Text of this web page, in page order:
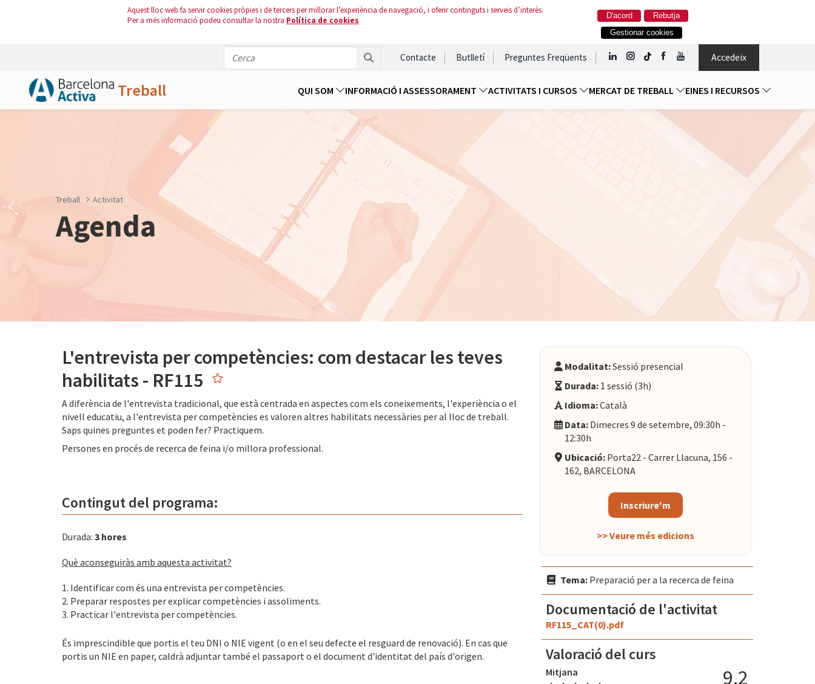
Aquest lloc web fa servir cookies pròpies i de tercers per millorar l’experiència de navegació, i oferir continguts i serveis d’interès.
Per a més informació podeu consultar la nostra Política de cookies Rebutja
D'acord
Gestionar cookies
Contacte Butlletí Preguntes Freqüents Accedeix
Treball QUI SOM INFORMACIÓ I ASSESSORAMENT ACTIVITATS I CURSOS MERCAT DE TREBALL EINES I RECURSOS
Treball Activitat
Agenda
L'entrevista per competències: com destacar les teves
habilitats - RF115
A diferència de l'entrevista tradicional, que està centrada en aspectes com els coneixements, l'experiència o el
nivell educatiu, a l'entrevista per competències es valoren altres habilitats necessàries per al lloc de treball.
Saps quines preguntes et poden fer? Practiquem.
Persones en procés de recerca de feina i/o millora professional.
Contingut del programa:
Durada: 3 hores
Què aconseguiràs amb aquesta activitat?
1. Identificar com és una entrevista per competències.
2. Preparar respostes per explicar competències i assoliments.
3. Practicar l'entrevista per competències.
És imprescindible que portis el teu DNI o NIE vigent (o en el seu defecte el resguard de renovació). En cas que
portis un NIE en paper, caldrà adjuntar també el passaport o el document d'identitat del país d'origen.
Modalitat:Sessió presencial
Durada: 1 sessió (3h)
Idioma:Català
Data: Dimecres 9 de setembre, 09:30h -
12:30h
Ubicació: Porta22 - Carrer Llacuna, 156 -
162, BARCELONA
Inscriure'm
>> Veure més edicions
Tema: Preparació per a la recerca de feina
Documentació de l'activitat
RF115_CAT(0).pdf
Valoració del curs
Mitjana 9.2